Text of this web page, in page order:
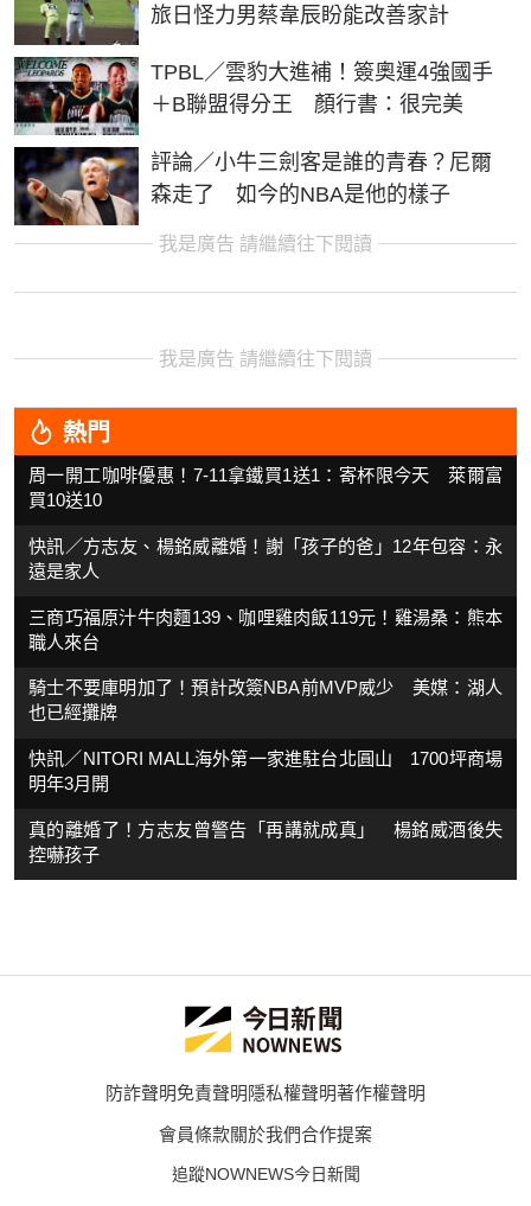
旅日怪力男蔡韋辰盼能改善家計
TPBL／雲豹大進補！簽奧運4強國手
＋B聯盟得分王 顏行書：很完美
評論／小牛三劍客是誰的青春？尼爾
森走了 如今的NBA是他的樣子
我是廣告 請繼續往下閱讀
我是廣告 請繼續往下閱讀
熱門
周一開工咖啡優惠！7-11拿鐵買1送1：寄杯限今天 萊爾富
買10送10
快訊／方志友、楊銘威離婚！謝「孩子的爸」12年包容：永
遠是家人
三商巧福原汁牛肉麵139、咖哩雞肉飯119元！雞湯桑：熊本
職人來台
騎士不要庫明加了！預計改簽NBA前MVP威少 美媒：湖人
也已經攤牌
快訊／NITORI MALL海外第一家進駐台北圓山 1700坪商場
明年3月開
真的離婚了！方志友曾警告「再講就成真」 楊銘威酒後失
控嚇孩子
防詐聲明免責聲明隱私權聲明著作權聲明
會員條款關於我們合作提案
追蹤NOWNEWS今日新聞